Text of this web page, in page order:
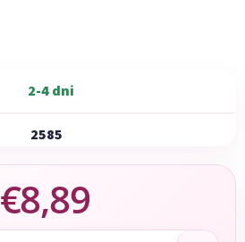
2-4 dni
2585
€8,89
Jednotková cena: